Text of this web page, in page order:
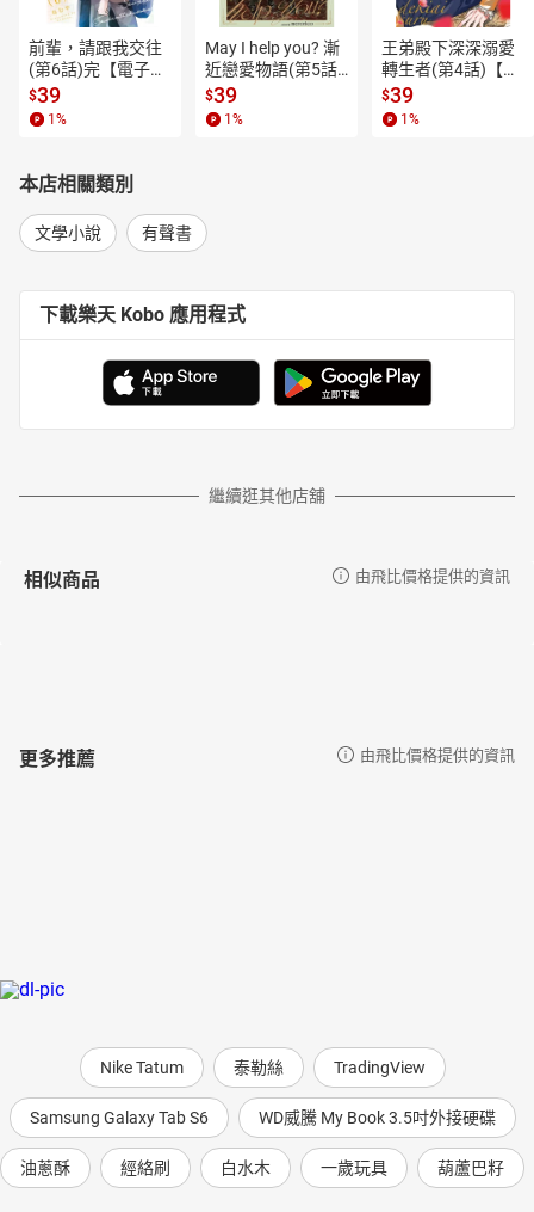
前輩，請跟我交往
(第6話)完【電子
書】
$39
1 %
May I help you? 漸
近戀愛物語(第5話)
【電子書】
$39
1 %
王弟殿下深深溺愛
轉生者(第4話)【電
子書】
$39
1 %
本店相關類別
文學小說 有聲書
下載樂天 Kobo 應用程式
繼續逛其他店舖
相似商品 由飛比價格提供的資訊
更多推薦 由飛比價格提供的資訊
Nike Tatum 泰勒絲 TradingView
Samsung Galaxy Tab S6 WD威騰 My Book 3.5吋外接硬碟
油蔥酥 經絡刷 白水木 一歲玩具 葫蘆巴籽